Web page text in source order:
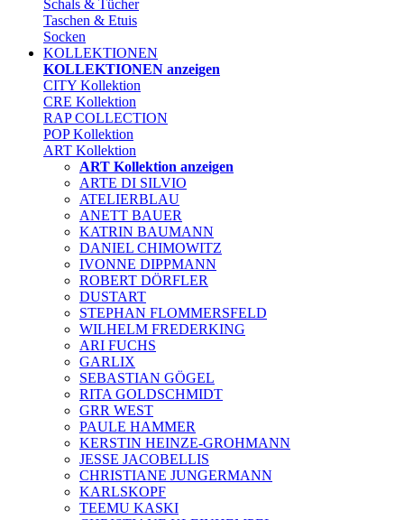
Schals & Tücher
Taschen & Etuis
Socken
KOLLEKTIONEN
KOLLEKTIONEN anzeigen
CITY Kollektion
CRE Kollektion
RAP COLLECTION
POP Kollektion
ART Kollektion
ART Kollektion anzeigen
ARTE DI SILVIO
ATELIERBLAU
ANETT BAUER
KATRIN BAUMANN
DANIEL CHIMOWITZ
IVONNE DIPPMANN
ROBERT DÖRFLER
DUSTART
STEPHAN FLOMMERSFELD
WILHELM FREDERKING
ARI FUCHS
GARLIX
SEBASTIAN GÖGEL
RITA GOLDSCHMIDT
GRR WEST
PAULE HAMMER
KERSTIN HEINZE-GROHMANN
JESSE JACOBELLIS
CHRISTIANE JUNGERMANN
KARLSKOPF
TEEMU KASKI